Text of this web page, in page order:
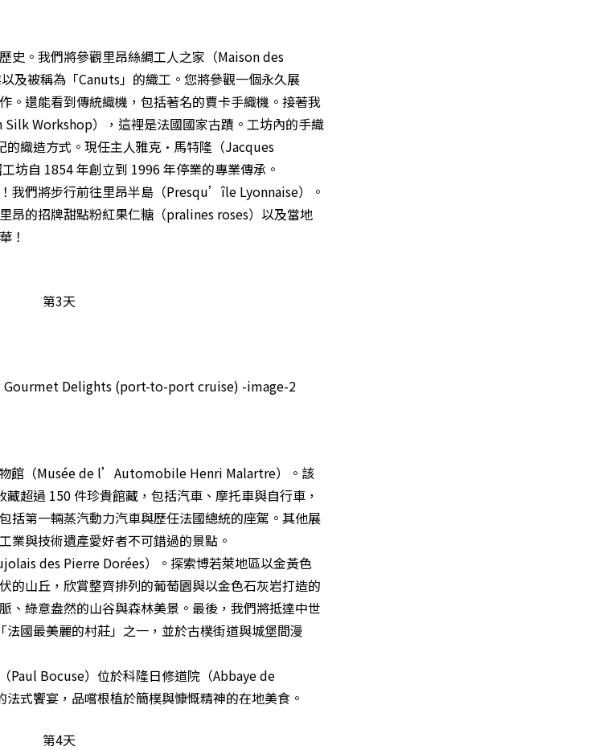
史。我們將參觀里昂絲綢工人之家（Maison des
及被稱為「Canuts」的織工。您將參觀一個永久展
。還能看到傳統織機，包括著名的賈卡手織機。接著我
Workshop），這裡是法國國家古蹟。工坊內的手織
的織造方式。現任主人雅克·馬特隆（Jacques
坊自 1854 年創立到 1996 年停業的專業傳承。
我們將步行前往里昂半島（Presqu’île Lyonnaise）。
昂的招牌甜點粉紅果仁糖（pralines roses）以及當地
！
第3天
館（Musée de l’Automobile Henri Malartre）。該
超過 150 件珍貴館藏，包括汽車、摩托車與自行車，
括第一輛蒸汽動力汽車與歷任法國總統的座駕。其他展
業與技術遺產愛好者不可錯過的景點。
des Pierre Dorées）。探索博若萊地區以金黃色
的山丘，欣賞整齊排列的葡萄園與以金色石灰岩打造的
綠意盎然的山谷與森林美景。最後，我們將抵達中世
國最美麗的村莊」之一，並於古樸街道與城堡間漫
Paul Bocuse）位於科隆日修道院（Abbaye de
式饗宴，品嚐根植於簡樸與慷慨精神的在地美食。
第4天